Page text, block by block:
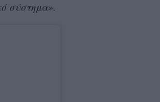
σύστημα».